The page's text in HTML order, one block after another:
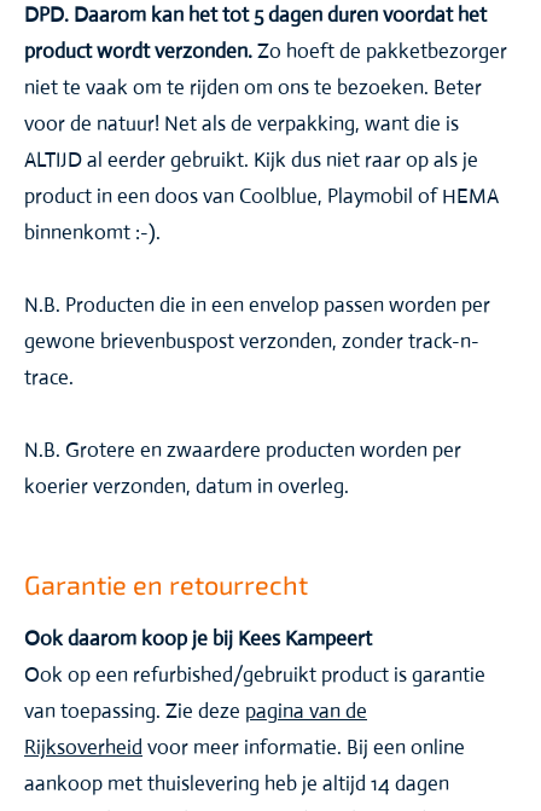
DPD. Daarom kan het tot 5 dagen duren voordat het
product wordt verzonden.Zo hoeft de pakketbezorger
niet te vaak om te rijden om ons te bezoeken. Beter
voor de natuur! Net als de verpakking, want die is
ALTIJD al eerder gebruikt. Kijk dus niet raar op als je
product in een doos van Coolblue, Playmobil of HEMA
binnenkomt :-).
N.B. Producten die in een envelop passen worden per
gewone brievenbuspost verzonden, zonder track-n-
trace.
N.B. Grotere en zwaardere producten worden per
koerier verzonden, datum in overleg.
Garantie en retourrecht
Ook daarom koop je bij Kees Kampeert
Ook op een refurbished/gebruikt product is garantie
van toepassing. Zie deze pagina van de
Rijksoverheid voor meer informatie. Bij een online
aankoop met thuislevering heb je altijd 14 dagen